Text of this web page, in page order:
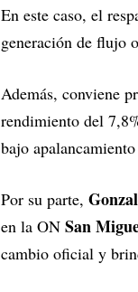
En este caso, el
generación de flujo
Además, conviene
rendimiento del
bajo
Por su parte,
en la ON San
cambio oficial y